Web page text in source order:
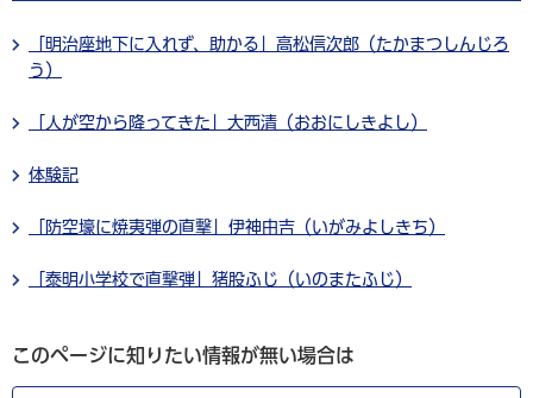
「明治座地下に入れず、助かる」高松信次郎（たかまつしんじろ
う）
「人が空から降ってきた」大西清（おおにしきよし）
体験記
「防空壕に焼夷弾の直撃」伊神由吉（いがみよしきち）
「泰明小学校で直撃弾」猪股ふじ（いのまたふじ）
このページに知りたい情報が無い場合は